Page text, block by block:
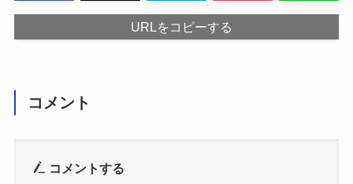
URLをコピーする
コメント
コメントする